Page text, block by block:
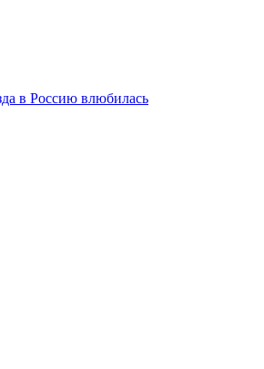
в Россию влюбилась